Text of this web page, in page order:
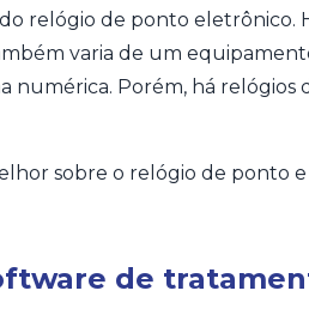
relógio de ponto eletrônico.
varia de um
numérica. Porém, há
sobre o relógio de ponto
de